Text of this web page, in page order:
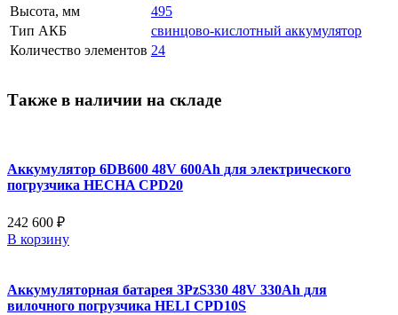
Высота, мм
495
Тип АКБ
свинцово-кислотный аккумулятор
Количество элементов 24
Также в наличии на складе
Аккумулятор 6DB600 48V 600Ah для электрического
погрузчика HECHA CPD20
242 600 ₽
В корзину
Аккумуляторная батарея 3PzS330 48V 330Ah для
вилочного погрузчика HELI CPD10S